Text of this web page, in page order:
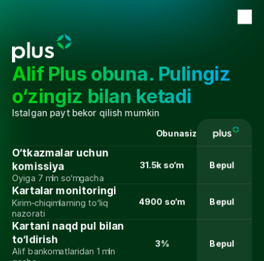
Alif Plus obuna. Pulingiz
o‘zingiz bilan ketadi
Istalgan payt bekor qilish mumkin
Obunasiz
O‘tkazmalar uchun
komissiya
Oyiga 7 mln so‘mgacha
31.5k so‘m Bepul
Kartalar monitoringi
Kirim-chiqimlarning to‘liq
nazorati
4900 so‘m Bepul
Kartani naqd pul bilan
to‘ldirish
Alif bankomatlaridan 1 mln
3% Bepul